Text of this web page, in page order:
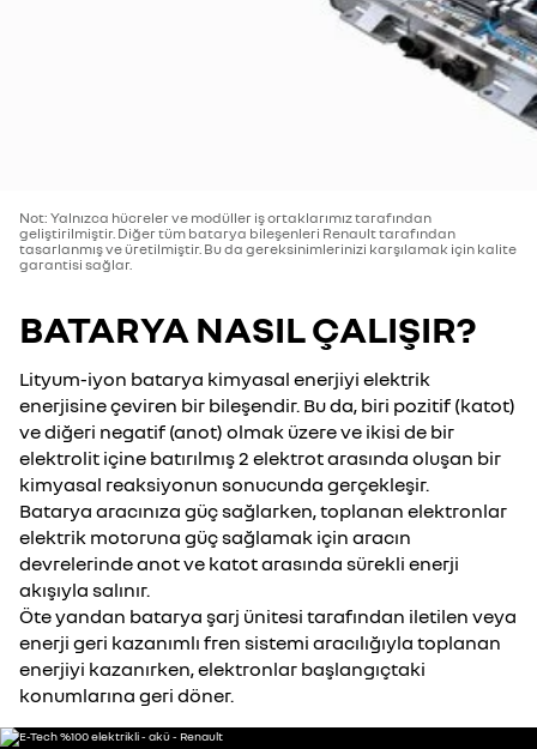
Not: Yalnızca hücreler ve modüller iş ortaklarımız tarafından
geliştirilmiştir. Diğer tüm batarya bileşenleri Renault tarafından
tasarlanmış ve üretilmiştir. Bu da gereksinimlerinizi karşılamak için kalite
garantisi sağlar.
BATARYA NASIL ÇALIŞIR?
Lityum-iyon batarya kimyasal enerjiyi elektrik
enerjisine çeviren bir bileşendir. Bu da, biri pozitif (katot)
ve diğeri negatif (anot) olmak üzere ve ikisi de bir
elektrolit içine batırılmış 2 elektrot arasında oluşan bir
kimyasal reaksiyonun sonucunda gerçekleşir.
Batarya aracınıza güç sağlarken, toplanan elektronlar
elektrik motoruna güç sağlamak için aracın
devrelerinde anot ve katot arasında sürekli enerji
akışıyla salınır.
Öte yandan batarya şarj ünitesi tarafından iletilen veya
enerji geri kazanımlı fren sistemi aracılığıyla toplanan
enerjiyi kazanırken, elektronlar başlangıçtaki
konumlarına geri döner.